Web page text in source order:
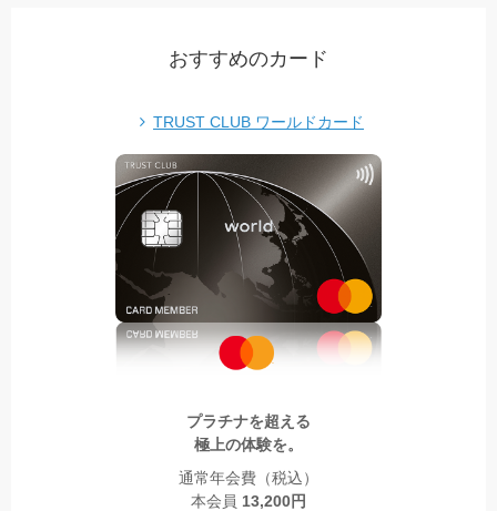
おすすめのカード
TRUST CLUB ワールドカード
プラチナを超える
極上の体験を。
通常年会費（税込）
本会員 13,200円